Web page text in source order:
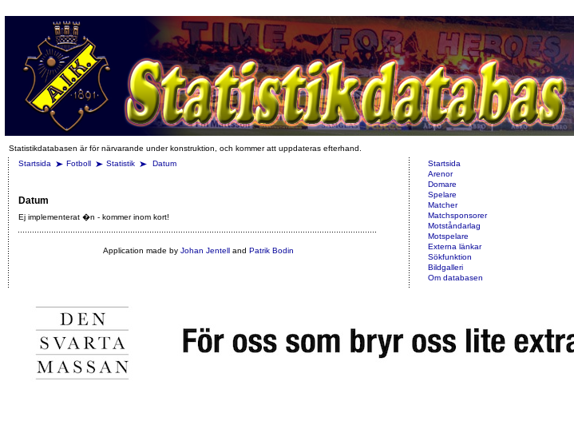
Statistikdatabasen är för närvarande under konstruktion, och kommer att uppdateras efterhand.
Startsida
Fotboll Statistik Datum
Datum
Ej implementerat �n - kommer inom kort!
Application made by Johan Jentelland Patrik Bodin
Startsida
Arenor
Domare
Spelare
Matcher
Matchsponsorer
Motståndarlag
Motspelare
Externa länkar
Sökfunktion
Bildgalleri
Om databasen